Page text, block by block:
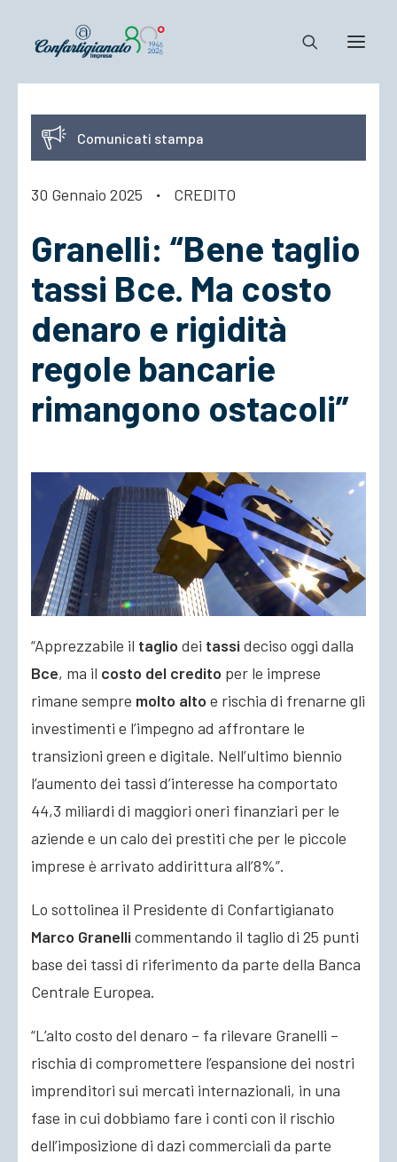
Notizie e Documenti
Confartigianato
Cosa Facciamo
Comunicati stampa
30 Gennaio 2025 · CREDITO
Granelli: “Bene taglio
tassi Bce. Ma costo
denaro e rigidità
regole bancarie
rimangono ostacoli”
“Apprezzabile il taglio dei tassi deciso oggi dalla
Bce, ma il costo del credito per le imprese
rimane sempre molto alto e rischia di frenarne gli
investimenti e l’impegno ad affrontare le
transizioni green e digitale. Nell’ultimo biennio
l’aumento dei tassi d’interesse ha comportato
44,3 miliardi di maggiori oneri finanziari per le
aziende e un calo dei prestiti che per le piccole
imprese è arrivato addirittura all’8%”.
Lo sottolinea il Presidente di Confartigianato
Marco Granelli commentando il taglio di 25 punti
base dei tassi di riferimento da parte della Banca
Centrale Europea.
“L’alto costo del denaro – fa rilevare Granelli –
rischia di compromettere l’espansione dei nostri
imprenditori sui mercati internazionali, in una
fase in cui dobbiamo fare i conti con il rischio
dell’imposizione di dazi commerciali da parte